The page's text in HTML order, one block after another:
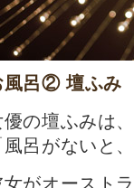
風呂② 壇ふみ
優の壇ふみは
風呂がないと
女がオースト